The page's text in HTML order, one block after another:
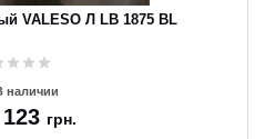
VALESO Л LB 1875 BL
наличии
123 грн.